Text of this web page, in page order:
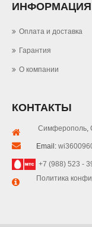
ИНФОРМАЦИЯ
Оплата и доставка
Гарантия
О компании
КОНТАКТЫ
Симферополь,
Email:
+7 (988) 523 -
Политика